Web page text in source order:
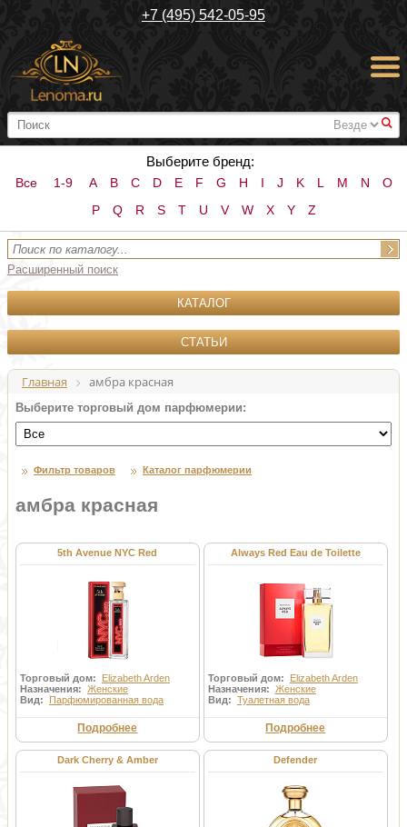
+7 (495) 542-05-95
#
Выберите бренд:
Все 1-9 A B C D E F G H I J K L M N
O
P
Q R S T U V W X Y Z
Расширенный поиск
КАТАЛОГ
СТАТЬИ
Главная амбра красная
Выберите торговый дом парфюмерии:
Фильтр товаров Каталог парфюмерии
амбра красная
5th Avenue NYC Red
Торговый дом: Elizabeth Arden
Назначения: Женские
Вид: Парфюмированная вода
Подробнее
Always Red Eau de Toilette
Торговый дом: Elizabeth Arden
Назначения: Женские
Вид: Туалетная вода
Подробнее
Dark Cherry & Amber Defender